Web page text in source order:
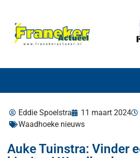
Eddie Spoelstra 11 maart 2024
Waadhoeke nieuws
Auke Tuinstra: Vinder